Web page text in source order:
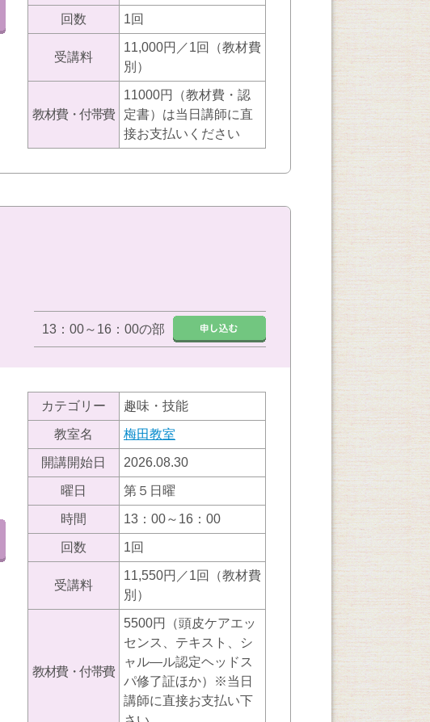
回数 1回
受講料
11,000円／1回（教材費
別）
教材費・付帯費
11000円（教材費・認
定書）は当日講師に直
接お支払いください
13：00～16：00の部
カテゴリー 趣味・技能
教室名 梅田教室
開講開始日 2026.08.30
曜日 第５日曜
時間 13：00～16：00
回数 1回
受講料
11,550円／1回（教材費
別）
教材費・付帯費
5500円（頭皮ケアエッ
センス、テキスト、シ
ャル―ル認定ヘッドス
パ修了証ほか）※当日
講師に直接お支払い下